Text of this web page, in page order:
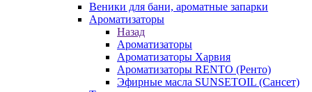
Веники для бани, ароматные запарки
Ароматизаторы
Назад
Ароматизаторы
Ароматизаторы Харвия
Ароматизаторы RENTO (Ренто)
Эфирные масла SUNSETOIL (Сансет)